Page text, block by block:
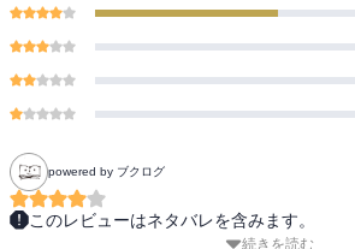
powered by ブクログ
このレビューはネタバレを含みます。
続きを読む